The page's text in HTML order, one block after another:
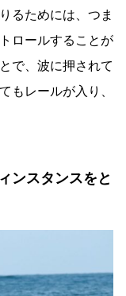
るためには、つま
ロールすることが
で、波に押されて
もレールが入り、
ンスタンスをと